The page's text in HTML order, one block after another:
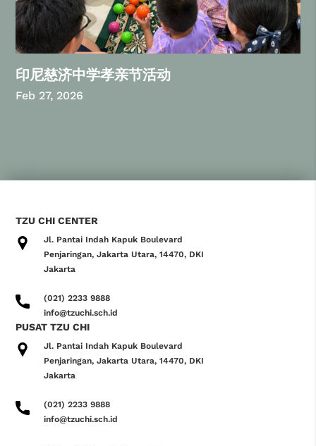
印尼慈济中学孝亲节活动
Feb 27, 2026
TZU CHI CENTER
Jl. Pantai Indah Kapuk Boulevard
Penjaringan, Jakarta Utara, 14470, DKI
Jakarta
(021) 2233 9888
info@tzuchi.sch.id
PUSAT TZU CHI
Jl. Pantai Indah Kapuk Boulevard
Penjaringan, Jakarta Utara, 14470, DKI
Jakarta
(021) 2233 9888
info@tzuchi.sch.id